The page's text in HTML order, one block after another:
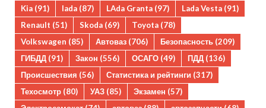
Kia (91) lada (87) LAda Granta (97) Lada Vesta (91)
Renault (51) Skoda (69) Toyota (78)
Volkswagen (85) Автоваз (706) Безопасность (209)
ГИБДД (91) Закон (556) ОСАГО (49) ПДД (136)
Происшествия (56) Статистика и рейтинги (317)
Техосмотр (80) УАЗ (85) Экзамен (57)